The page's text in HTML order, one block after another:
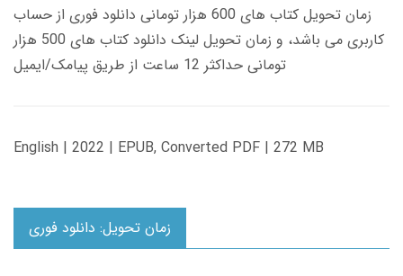
زمان تحویل کتاب های 600 هزار تومانی دانلود فوری از حساب
کاربری می باشد، و زمان تحویل لینک دانلود کتاب های 500 هزار
تومانی حداکثر 12 ساعت از طریق پیامک/ایمیل
English | 2022 | EPUB, Converted PDF | 272 MB
زمان تحویل: دانلود فوری